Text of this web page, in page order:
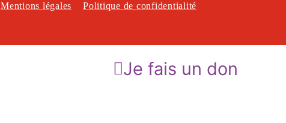
Mentions légales Politique de confidentialité
Je fais un don